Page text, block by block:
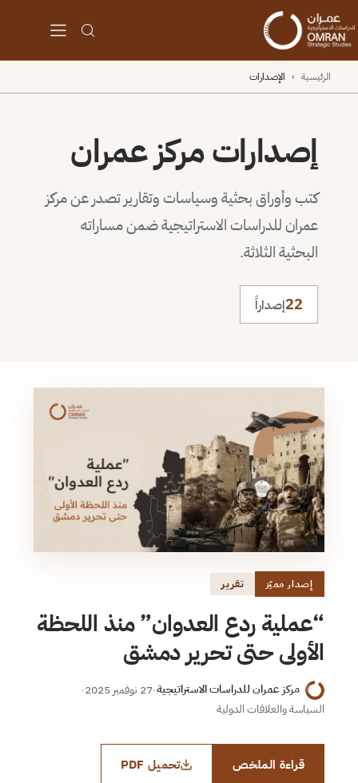
الرئيسية › الإصدارات
إصدارات مركز عمران
كتب وأوراق بحثية وسياسات وتقارير تصدر عن مركز
عمران للدراسات الاستراتيجية ضمن مساراته
البحثية الثلاثة.
22إصداراً
إصدار مميّز تقرير
“عملية ردع العدوان” منذ اللحظة
الأولى حتى تحرير دمشق
مركز عمران للدراسات الاستراتيجية·27 نوفمبر 2025
·
السياسة والعلاقات الدولية
قراءة الملخص تحميل PDF